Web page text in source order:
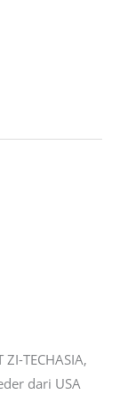
TECHASIA,
dari USA